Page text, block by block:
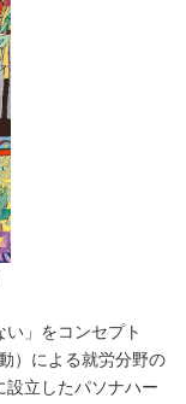
」をコンセプト
）による就労分野の
立したパソナハー